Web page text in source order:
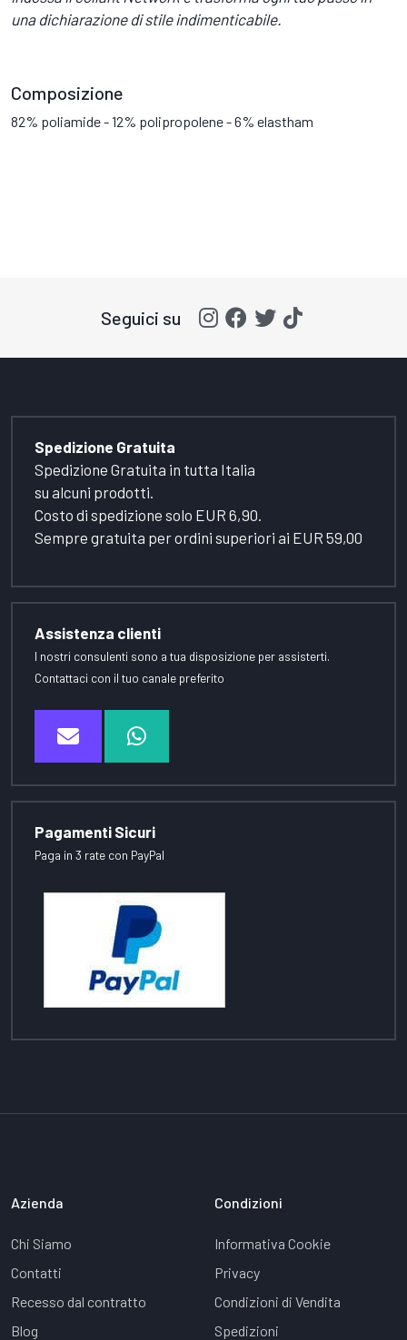
una dichiarazione di stile indimenticabile.
Composizione
82% poliamide - 12% polipropolene - 6% elastham
Seguici su
Spedizione Gratuita
Spedizione Gratuita in tutta Italia
su alcuni prodotti.
Costo di spedizione solo EUR 6,90.
Sempre gratuita per ordini superiori ai EUR 59,00
Assistenza clienti
I nostri consulenti sono a tua disposizione per assisterti.
Contattaci con il tuo canale preferito
Pagamenti Sicuri
Paga in 3 rate con PayPal
Azienda
Chi Siamo
Contatti
Recesso dal contratto
Blog
Condizioni
Informativa Cookie
Privacy
Condizioni di Vendita
Spedizioni